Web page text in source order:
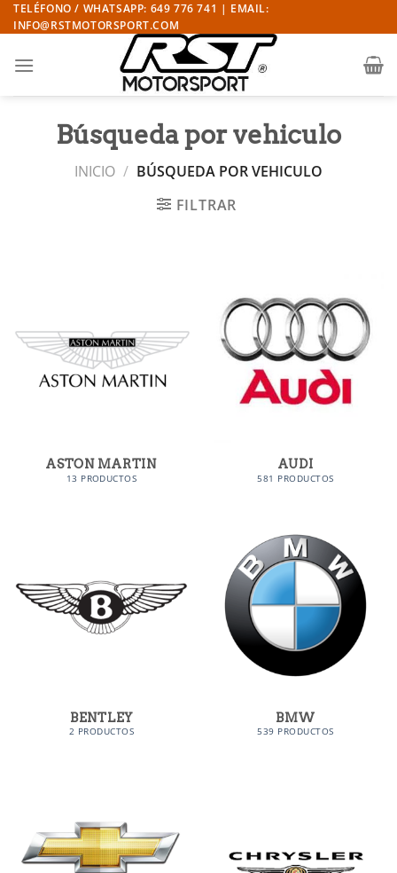
Saltar
al
TELÉFONO / WHATSAPP: 649 776 741 | EMAIL:
INFO@RSTMOTORSPORT.COM
Búsqueda por vehiculo
INICIO / BÚSQUEDA POR VEHICULO
FILTRAR
ASTON MARTIN
13 PRODUCTOS
AUDI
581 PRODUCTOS
BENTLEY
2 PRODUCTOS
BMW
539 PRODUCTOS